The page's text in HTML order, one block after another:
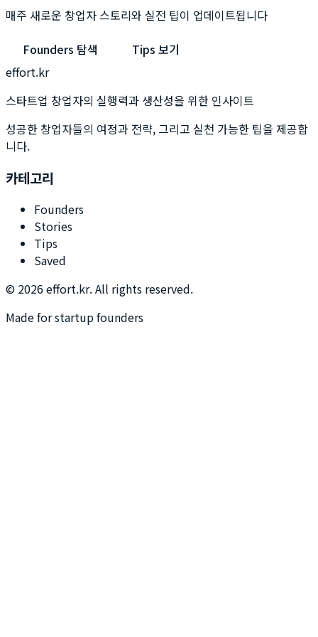
매주 새로운 창업자 스토리와 실전 팁이 업데이트됩니다
Founders 탐색
Tips 보기
effort.kr
스타트업 창업자의 실행력과 생산성을 위한 인사이트
성공한 창업자들의 여정과 전략, 그리고 실천 가능한 팁을 제공합
니다.
카테고리
Founders
Stories
Tips
Saved
© 2026effort.kr. All rights reserved.
Made for startup founders